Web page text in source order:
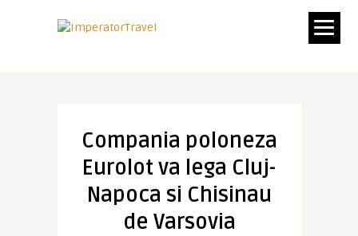
Compania poloneza
Eurolot va lega Cluj-
Napoca si Chisinau
de Varsovia